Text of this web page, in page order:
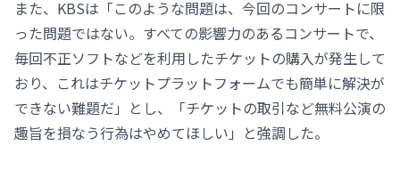
また、KBSは「このような問題は、今回のコンサートに限
った問題ではない。すべての影響力のあるコンサートで、
毎回不正ソフトなどを利用したチケットの購入が発生して
おり、これはチケットプラットフォームでも簡単に解決が
できない難題だ」とし、「チケットの取引など無料公演の
趣旨を損なう行為はやめてほしい」と強調した。